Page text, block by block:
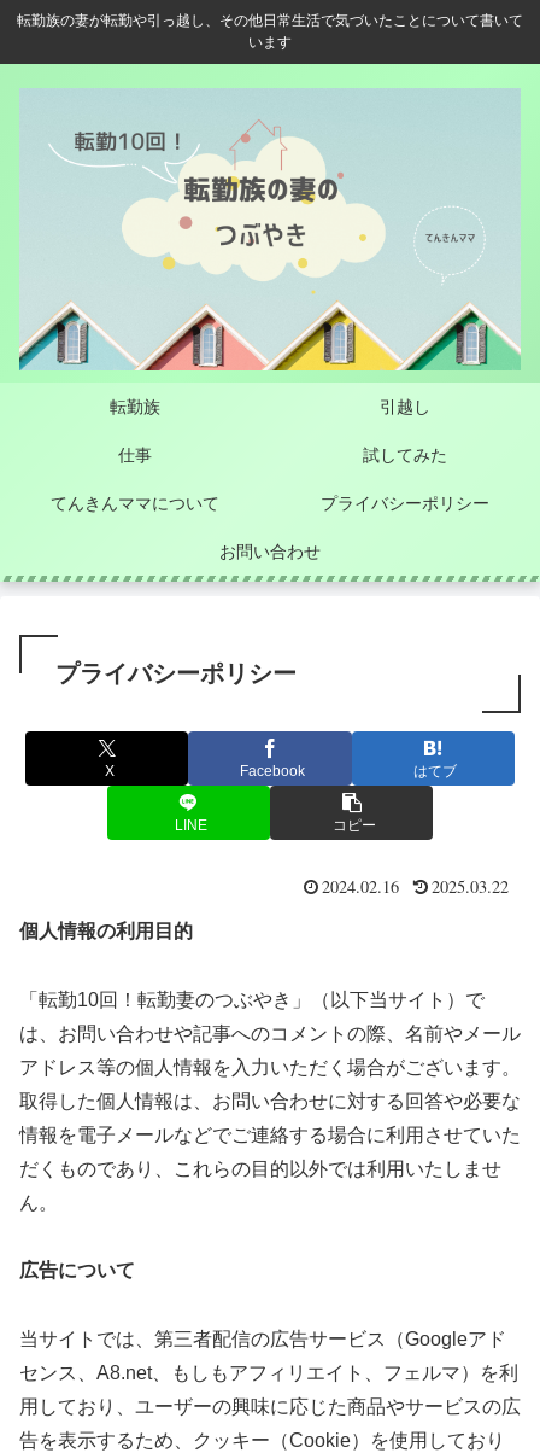
転勤族の妻が転勤や引っ越し、その他日常生活で気づいたことについて書いて
います
転勤族 引越し
仕事 試してみた
てんきんママについて プライバシーポリシー
お問い合わせ
プライバシーポリシー
X Facebook はてブ
LINE コピー
2024.02.16 2025.03.22
個人情報の利用目的
「転勤10回！転勤妻のつぶやき」（以下当サイト）で
は、お問い合わせや記事へのコメントの際、名前やメール
アドレス等の個人情報を入力いただく場合がございます。
取得した個人情報は、お問い合わせに対する回答や必要な
情報を電子メールなどでご連絡する場合に利用させていた
だくものであり、これらの目的以外では利用いたしませ
ん。
広告について
当サイトでは、第三者配信の広告サービス（Googleアド
センス、A8.net、もしもアフィリエイト、フェルマ）を利
用しており、ユーザーの興味に応じた商品やサービスの広
告を表示するため、クッキー（Cookie）を使用しており